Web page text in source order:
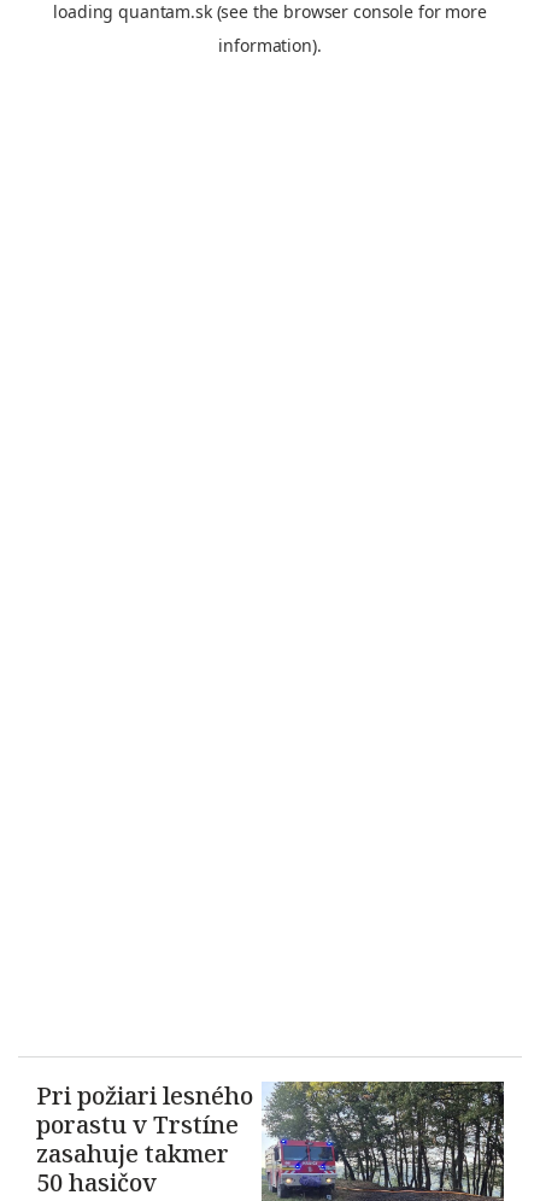
Pri požiari lesného
porastu v Trstíne
zasahuje takmer
50 hasičov